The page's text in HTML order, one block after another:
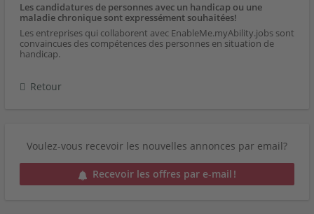
Les candidatures de personnes avec un handicap ou une
maladie chronique sont expressément souhaitées!
Les entreprises qui collaborent avec EnableMe.myAbility.jobs sont
convaincues des compétences des personnes en situation de
handicap.
Retour
Voulez-vous recevoir les nouvelles annonces par email?
Recevoir les offres par e-mail !